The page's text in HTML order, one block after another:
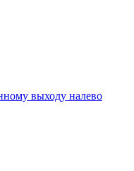
выходу налево